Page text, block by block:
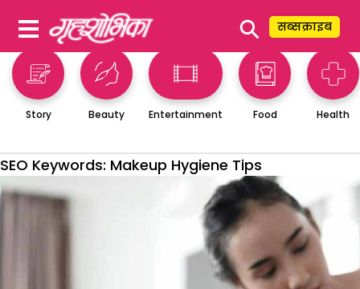
⚲ सब्सक्राइब
Story Beauty Entertainment Food Health
SEO Keywords: Makeup Hygiene Tips